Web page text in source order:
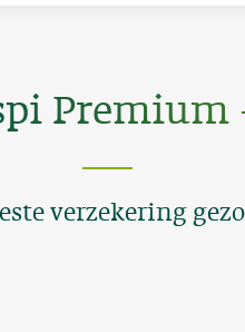
Premium
verzekering